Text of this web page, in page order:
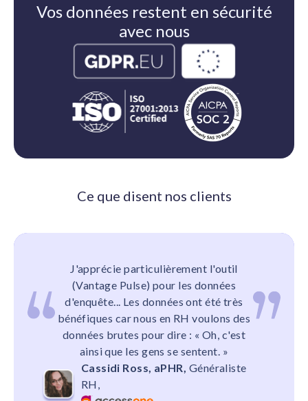
Vos données restent en sécurité
avec nous
Ce que disent nos clients
J'apprécie particulièrement l'outil
(Vantage Pulse) pour les données
d'enquête... Les données ont été très
bénéfiques car nous en RH voulons des
données brutes pour dire : « Oh, c'est
ainsi que les gens se sentent. »
Cassidi Ross, aPHR, Généraliste
RH,